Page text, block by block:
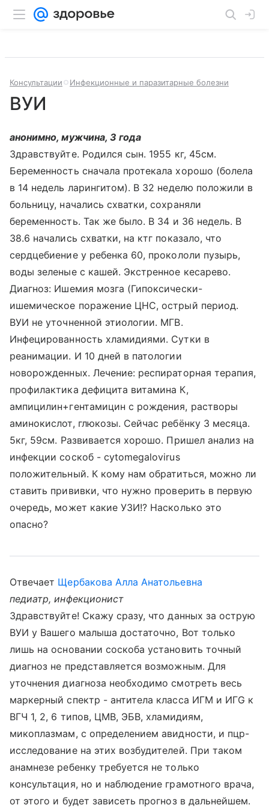
Консультации Инфекционные и паразитарные болезни
ВУИ
анонимно, мужчина, 3 года
Здравствуйте. Родился сын. 1955 кг, 45см.
Беременность сначала протекала хорошо (болела
в 14 недель ларингитом). В 32 неделю положили в
больницу, начались схватки, сохраняли
беременность. Так же было. В 34 и 36 недель. В
38.6 начались схватки, на ктг показало, что
сердцебиение у ребенка 60, прокололи пузырь,
воды зеленые с кашей. Экстренное кесарево.
Диагноз: Ишемия мозга (Гипоксически-
ишемическое поражение ЦНС, острый период.
ВУИ не уточненной этиологии. МГВ.
Инфецированность хламидиями. Сутки в
реанимации. И 10 дней в патологии
новорожденных. Лечение: респираторная терапия,
профилактика дефицита витамина К,
ампицилин+гентамицин с рождения, растворы
аминокислот, глюкозы. Сейчас ребёнку 3 месяца.
5кг, 59см. Развивается хорошо. Пришел анализ на
инфекции соскоб - cytomegalovirus
положительный. К кому нам обратиться, можно ли
ставить прививки, что нужно проверить в первую
очередь, может какие УЗИ!? Насколько это
опасно?
Отвечает Щербакова Алла Анатольевна
педиатр, инфекционист
Здравствуйте! Скажу сразу, что данных за острую
ВУИ у Вашего малыша достаточно, Вот только
лишь на основании соскоба установить точный
диагноз не представляется возможным. Для
уточнения диагноза необходимо смотреть весь
маркерный спектр - антитела класса ИГМ и ИГG к
ВГЧ 1, 2, 6 типов, ЦМВ, ЭБВ, хламидиям,
микоплазмам, с определением авидности, и пцр-
исследование на этих возбудителей. При таком
анамнезе ребенку требуется не только
консультация, но и наблюдение грамотного врача,
от этого и будет зависеть прогноз в дальнейшем.